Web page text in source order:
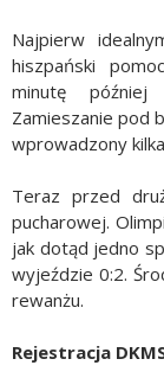
Najpierw
hiszpański
minutę później
Zamieszanie pod
wprowadzony
Teraz przed
pucharowej.
jak dotąd jedno
wyjeździe 0:2.
rewanżu.
Rejestracja